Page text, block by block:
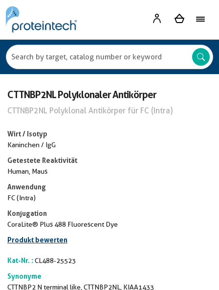
CTTNBP2NL Polyklonaler Antikörper
CTTNBP2NL Polyklonal Antikörper für FC (Intra)
Wirt / Isotyp
Kaninchen / IgG
Getestete Reaktivität
Human, Maus
Anwendung
FC (Intra)
Konjugation
CoraLite® Plus 488 Fluorescent Dye
Produkt bewerten
Kat-Nr. : CL488-25523
Synonyme
CTTNBP2 N terminal like, CTTNBP2NL, KIAA1433